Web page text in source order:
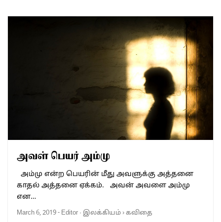
அவள் பெயர் அம்மு
அம்மு என்ற பெயரின் மீது அவளுக்கு அத்தனை
காதல் அத்தனை ஏக்கம். அவன் அவளை அம்மு
என…
March 6, 2019- Editor · இலக்கியம்›கவிதை